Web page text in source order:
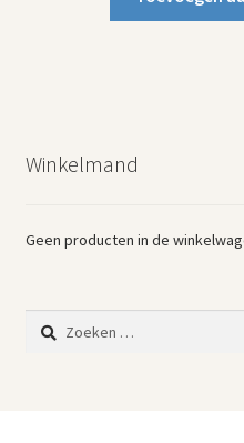
Winkelmand
Geen producten in de
Zoeken
naar: